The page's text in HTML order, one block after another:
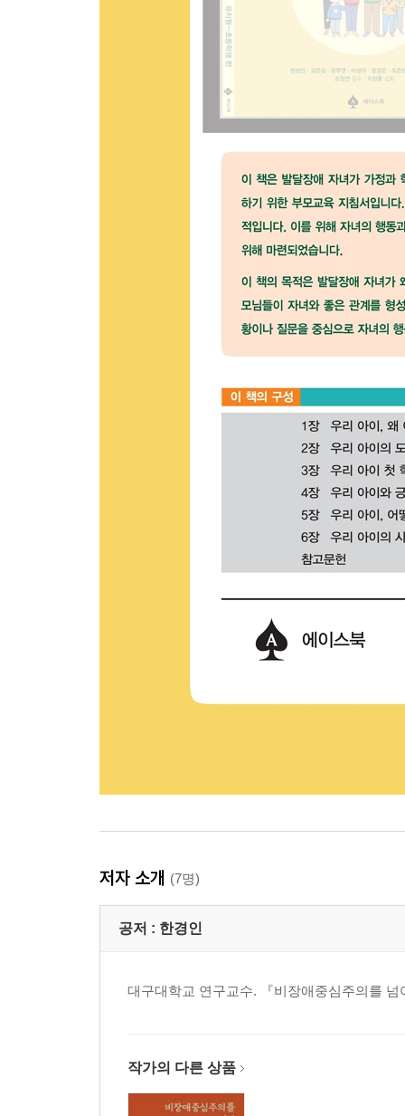
저자 소개 (7명)
공저 : 한경인
대구대학교 연구교수. 『비장애중심주의를 넘
작가의 다른 상품